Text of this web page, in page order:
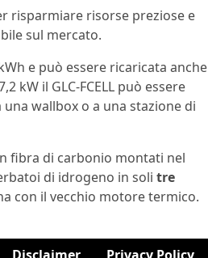
risparmiare risorse preziose e
sul mercato.
e può essere ricaricata anche
kW il GLC-FCELL può essere
wallbox o a una stazione di
fibra di carbonio montati nel
di idrogeno in soli tre
con il vecchio motore termico.